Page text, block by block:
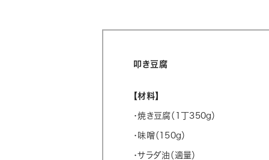
叩き豆腐
【材料】
・焼き豆腐（1丁350g）
・味噌（150g）
・サラダ油（適量）